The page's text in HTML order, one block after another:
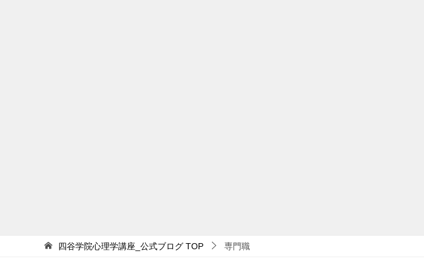
四谷学院心理学講座_公式ブログ TOP 専門職